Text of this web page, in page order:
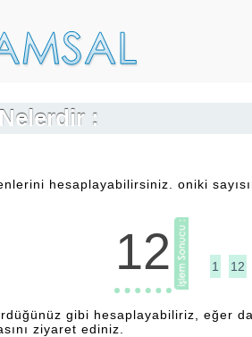
:
hesaplayabilirsiniz. oniki
12 1 12
gibi hesaplayabiliriz, eğer
ziyaret ediniz.